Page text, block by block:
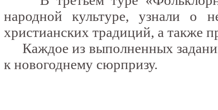
народной культуре, узнали о
христианских традиций, а также
Каждое из выполненных
к новогоднему сюрпризу.